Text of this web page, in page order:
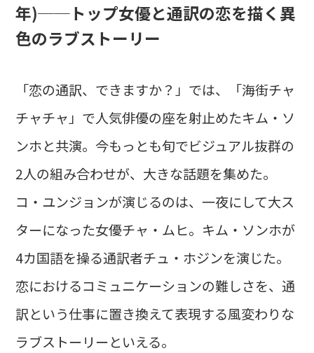
年)──トップ女優と通訳の恋を描く異
色のラブストーリー
「恋の通訳、できますか？」では、「海街チャ
チャチャ」で人気俳優の座を射止めたキム・ソ
ンホと共演。今もっとも旬でビジュアル抜群の
2人の組み合わせが、大きな話題を集めた。
コ・ユンジョンが演じるのは、一夜にして大ス
ターになった女優チャ・ムヒ。キム・ソンホが
4カ国語を操る通訳者チュ・ホジンを演じた。
恋におけるコミュニケーションの難しさを、通
訳という仕事に置き換えて表現する風変わりな
ラブストーリーといえる。